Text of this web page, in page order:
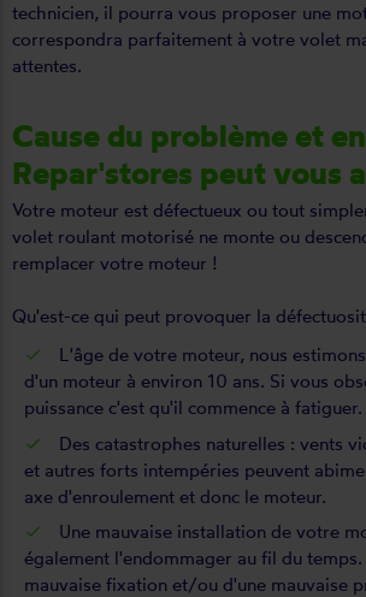
technicien, il pourra vous proposer une
correspondra parfaitement à votre volet
attentes.
Cause du problème et
Repar'stores peut vous
Votre moteur est défectueux ou tout
volet roulant motorisé ne monte ou
remplacer votre moteur !
Qu'est-ce qui peut provoquer la
L'âge de votre moteur, nous
d'un moteur à environ 10 ans. Si vous
puissance c'est qu'il commence à fatiguer.
Des catastrophes naturelles : vents
et autres forts intempéries peuvent
axe d'enroulement et donc le moteur.
Une mauvaise installation de votre
également l'endommager au fil du
mauvaise fixation et/ou d'une mauvaise